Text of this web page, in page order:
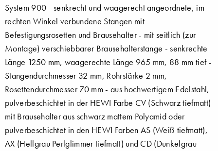
System 900 - senkrecht und waagerecht angeordnete, im
rechten Winkel verbundene Stangen mit
Befestigungsrosetten und Brausehalter - mit seitlich (zur
Montage) verschiebbarer Brausehalterstange - senkrechte
Länge 1250 mm, waagerechte Länge 965 mm, 88 mm tief -
Stangendurchmesser 32 mm, Rohrstärke 2 mm,
Rosettendurchmesser 70 mm - aus hochwertigem Edelstahl,
pulverbeschichtet in der HEWI Farbe CV (Schwarz tiefmatt)
mit Brausehalter aus schwarz mattem Polyamid oder
pulverbeschichtet in den HEWI Farben AS (Weiß tiefmatt),
AX (Hellgrau Perlglimmer tiefmatt) und CD (Dunkelgrau